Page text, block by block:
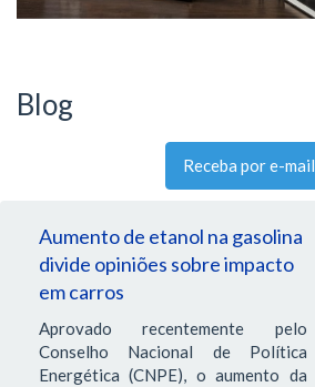
Blog
Receba por e-mail
Aumento de etanol na gasolina
divide opiniões sobre impacto
em carros
Aprovado recentemente pelo
Conselho Nacional de Política
Energética (CNPE), o aumento da